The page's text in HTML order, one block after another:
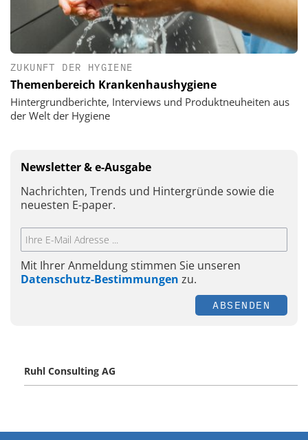
ZUKUNFT DER HYGIENE
Themenbereich Krankenhaushygiene
Hintergrundberichte, Interviews und Produktneuheiten aus
der Welt der Hygiene
Newsletter & e-Ausgabe
Nachrichten, Trends und Hintergründe sowie die
neuesten E-paper.
Mit Ihrer Anmeldung stimmen Sie unseren
Datenschutz-Bestimmungen zu.
ABSENDEN
Ruhl Consulting AG